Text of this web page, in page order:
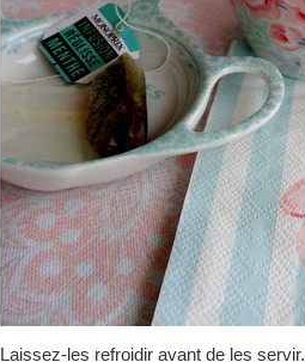
Laissez-les refroidir avant de les servir.